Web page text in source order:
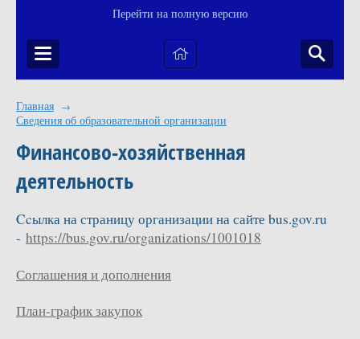
Перейти на полную версию
Главная →
Сведения об образовательной организации
Финансово-хозяйственная
деятельность
Ccылка на страницу организации на сайте bus.gov.ru
- https://bus.gov.ru/organizations/1001018
Соглашения и дополнения
План-график закупок